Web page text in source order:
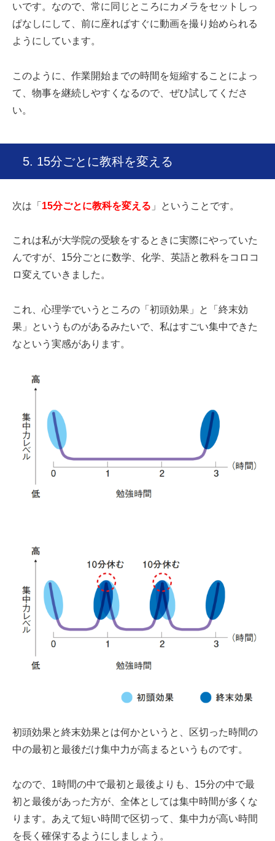
いです。なので、常に同じところにカメラをセットしっ
ぱなしにして、前に座ればすぐに動画を撮り始められる
ようにしています。
このように、作業開始までの時間を短縮することによっ
て、物事を継続しやすくなるので、ぜひ試してくださ
い。
5. 15分ごとに教科を変える
次は「 15分ごとに教科を変える 」ということです。
これは私が大学院の受験をするときに実際にやっていた
んですが、15分ごとに数学、化学、英語と教科をコロコ
ロ変えていきました。
これ、心理学でいうところの「初頭効果」と「終末効
果」というものがあるみたいで、私はすごい集中できた
なという実感があります。
初頭効果と終末効果とは何かというと、区切った時間の
中の最初と最後だけ集中力が高まるというものです。
なので、1時間の中で最初と最後よりも、15分の中で最
初と最後があった方が、全体としては集中時間が多くな
ります。あえて短い時間で区切って、集中力が高い時間
を長く確保するようにしましょう。